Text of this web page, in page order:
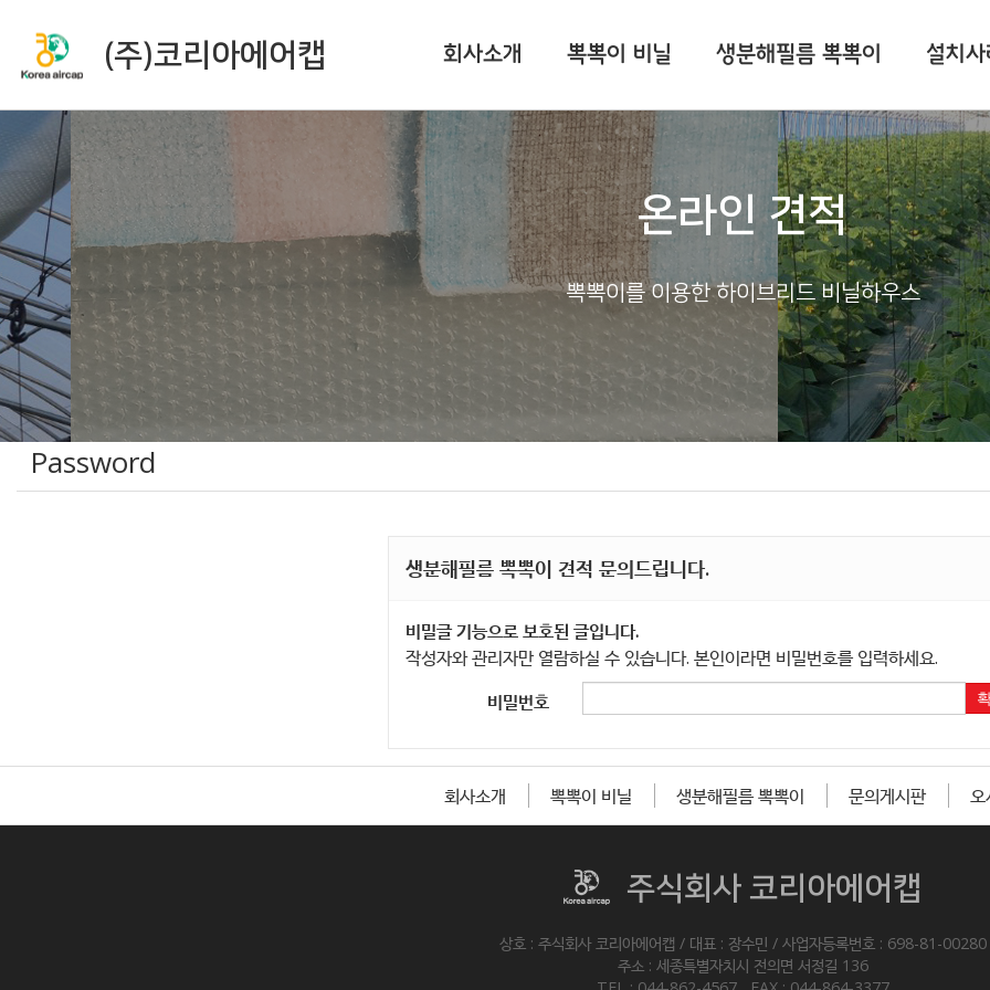
(주)코리아에어캡 회사소개 뽁뽁이 비닐 생분해필름 뽁뽁이 설치사
온라인 견적
뽁뽁이를 이용한 하이브리드 비닐하우스
Password
생분해필름 뽁뽁이 견적 문의드립니다.
비밀글 기능으로 보호된 글입니다.
작성자와 관리자만 열람하실 수 있습니다. 본인이라면 비밀번호를 입력하세요.
비밀번호
회사소개 뽁뽁이 비닐 생분해필름 뽁뽁이 문의게시판 오
주식회사 코리아에어캡
상호 : 주식회사 코리아에어캡 / 대표 : 장수민 / 사업자등록번호 : 698-81-00280
주소 : 세종특별자치시 전의면 서정길 136